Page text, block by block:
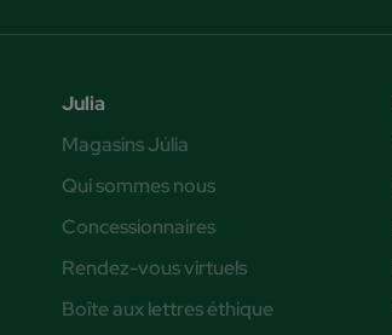
Julia
Magasins Júlia
Qui sommes nous
Concessionnaires
Rendez-vous virtuels
Boîte aux lettres éthique